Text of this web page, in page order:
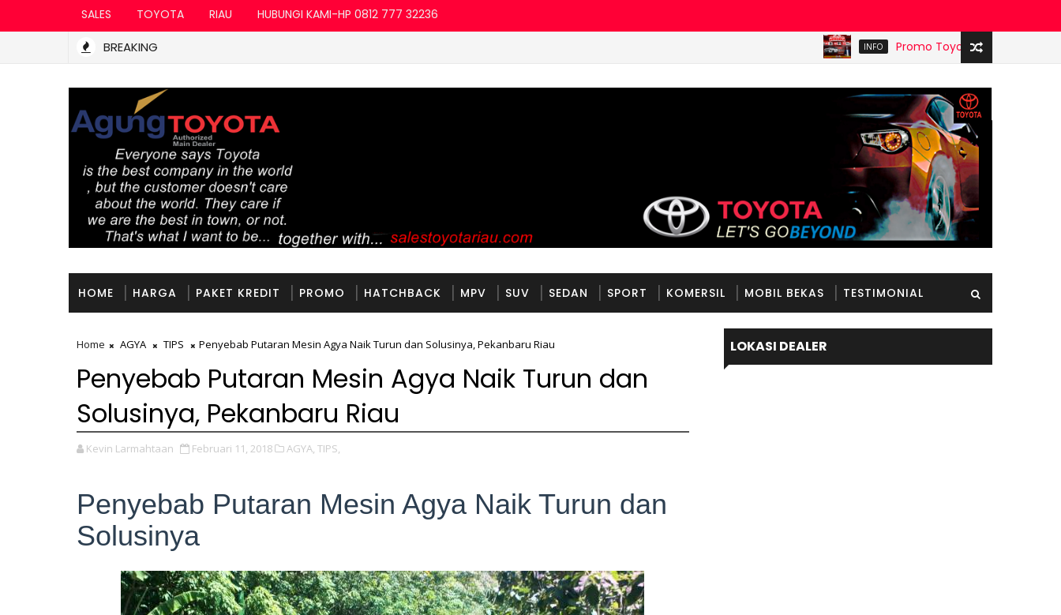
SALES TOYOTA RIAU HUBUNGI KAMI-HP 0812 777 32236
BREAKING INFO Promo Toyota Merdeka Oktober
HOME HARGA PAKET KREDIT PROMO HATCHBACK MPV SUV SEDAN SPORT KOMERSIL MOBIL BEKAS TESTIMONIAL
Home AGYA TIPS Penyebab Putaran Mesin Agya Naik Turun dan Solusinya, Pekanbaru Riau
Penyebab Putaran Mesin Agya Naik Turun dan
Solusinya, Pekanbaru Riau
Kevin Larmahtaan Februari 11, 2018 AGYA, TIPS,
Penyebab Putaran Mesin Agya Naik Turun dan
Solusinya
LOKASI DEALER